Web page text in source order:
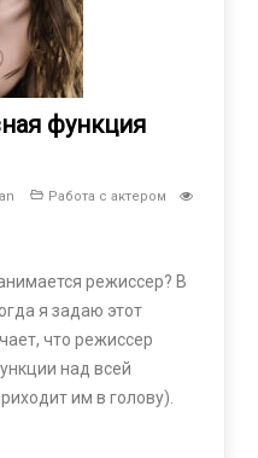
функция
Работа с актером
режиссер? В
я задаю этот
что режиссер
над всей
им в голову).